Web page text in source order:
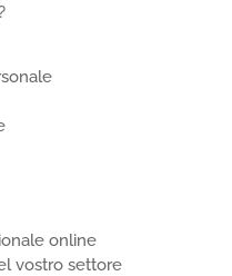
online
vostro settore